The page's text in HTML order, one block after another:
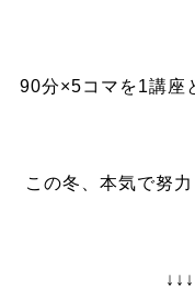
90分×5コマを1講座
この冬、本気で努